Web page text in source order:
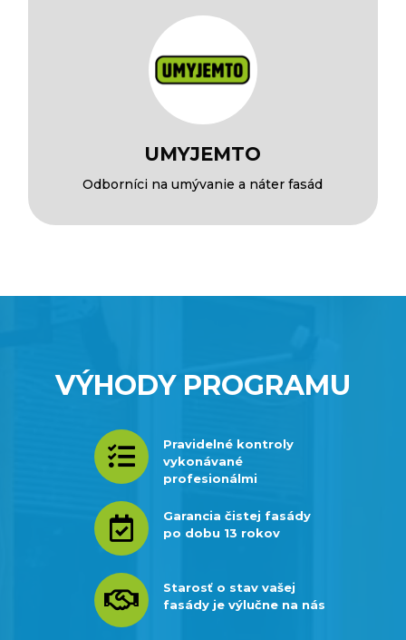
UMYJEMTO
Odborníci na umývanie a náter fasád
VÝHODY PROGRAMU

Pravidelné kontroly
vykonávané
profesionálmi

Garancia čistej fasády
po dobu 13 rokov

Starosť o stav vašej
fasády je výlučne na nás